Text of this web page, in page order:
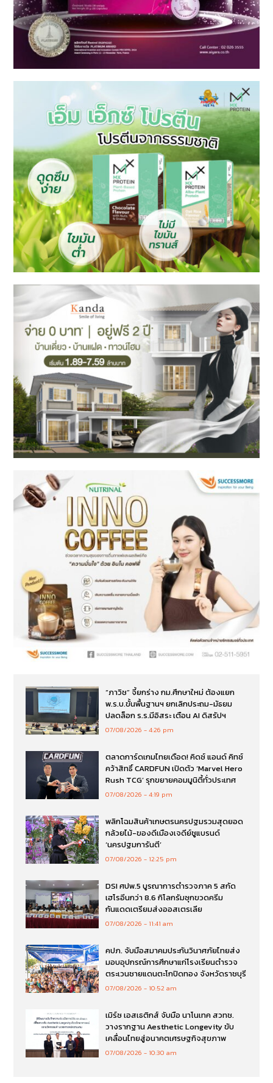
“ภาวิช” จี้ยกร่าง กม.ศึกษาใหม่ ต้องแยก
พ.ร.บ.ขั้นพื้นฐานฯ ยกเลิกประถม-มัธยม
ปลดล็อก ร.ร.มีอิสระ เตือน AI ดิสรัปฯ
07/08/2026 4:26 pm
ตลาดการ์ดเกมไทยเดือด! คิดซ์ แอนด์ คิทซ์
คว้าสิทธิ์ CARDFUN เปิดตัว ‘Marvel Hero
Rush TCG’ รุกขยายคอมมูนิตี้ทั่วประเทศ
07/08/2026 4:19 pm
พลิกโฉมสินค้าเกษตรนครปฐมรวมสุดยอด
กล้วยไม้-ของดีเมืองเจดีย์ชูแบรนด์
‘นครปฐมการันตี’
07/08/2026 12:25 pm
DSI ศปพ.5 บูรณาการตำรวจภาค 5 สกัด
เฮโรอีนกว่า 8.6 กิโลกรัมซุกขวดครีม
กันแดดเตรียมส่งออสเตรเลีย
07/08/2026 11:41 am
คปภ. จับมือสมาคมประกันวินาศภัยไทยส่ง
มอบอุปกรณ์การศึกษาแก่โรงเรียนตำรวจ
ตระเวนชายแดนตะโกปิดทอง จังหวัดราชบุรี
07/08/2026 10:52 am
เมิร์ซ เอสเธติกส์ จับมือ นาโนเทค สวทช.
วางรากฐาน Aesthetic Longevity ขับ
เคลื่อนไทยสู่อนาคตเศรษฐกิจสุขภาพ
07/08/2026 10:30 am